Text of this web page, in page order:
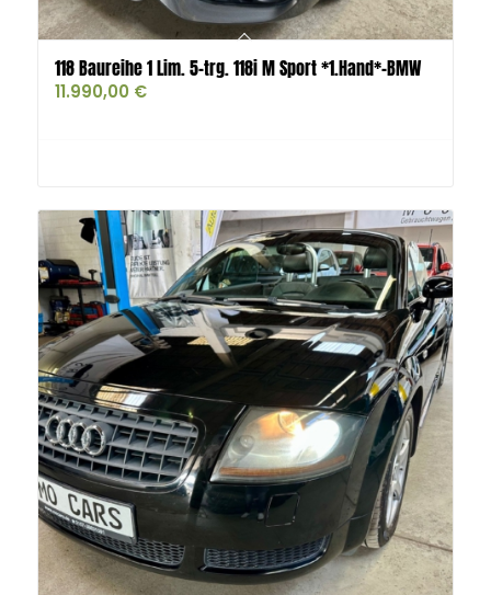
118 Baureihe 1 Lim. 5-trg. 118i M Sport *1.Hand*-BMW
11.990,00 €